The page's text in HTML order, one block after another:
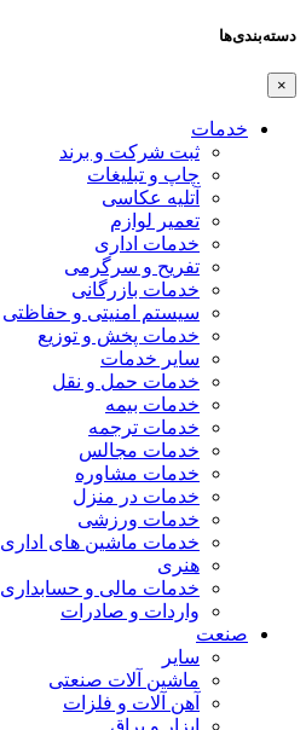
دسته‌بندی‌ها
×
خدمات
ثبت شرکت و برند
چاپ و تبلیغات
آتلیه عکاسی
تعمیر لوازم
خدمات اداری
تفریح و سرگرمی
خدمات بازرگانی
سیستم امنیتی و حفاظتی
خدمات پخش و توزیع
سایر خدمات
خدمات حمل و نقل
خدمات بیمه
خدمات ترجمه
خدمات مجالس
خدمات مشاوره
خدمات در منزل
خدمات ورزشی
خدمات ماشین های اداری
هنری
خدمات مالی و حسابداری
واردات و صادرات
صنعت
سایر
ماشین آلات صنعتی
آهن آلات و فلزات